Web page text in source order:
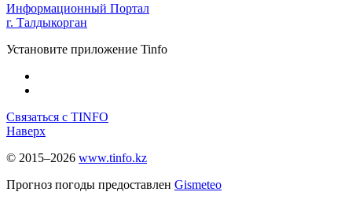
Информационный Портал
г. Талдыкорган
Установите приложение Tinfo
Связаться с TINFO
Наверх
© 2015–2026 www.tinfo.kz
Прогноз погоды предоставлен Gismeteo